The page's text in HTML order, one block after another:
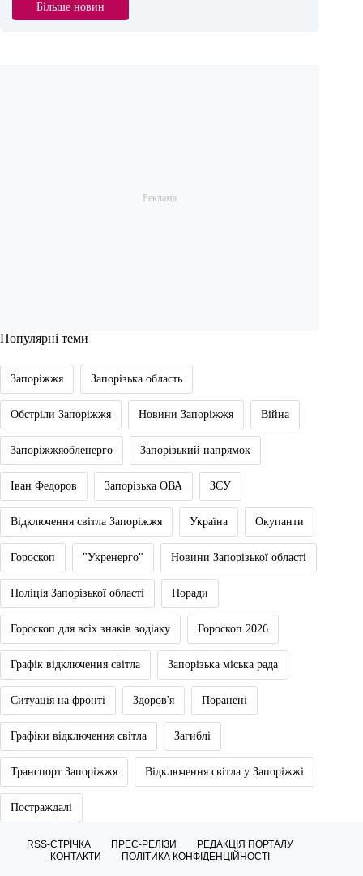
Більше новин
Популярні теми
Запоріжжя Запорізька область
Обстріли Запоріжжя Новини Запоріжжя Війна
Запоріжжяобленерго Запорізький напрямок
Іван Федоров Запорізька ОВА ЗСУ
Відключення світла Запоріжжя Україна Окупанти
Гороскоп "Укренерго" Новини Запорізької області
Поліція Запорізької області Поради
Гороскоп для всіх знаків зодіаку Гороскоп 2026
Графік відключення світла Запорізька міська рада
Ситуація на фронті Здоров'я Поранені
Графіки відключення світла Загиблі
Транспорт Запоріжжя Відключення світла у Запоріжжі
Постраждалі
RSS-СТРІЧКА ПРЕС-РЕЛІЗИ
РЕДАКЦІЯ ПОРТАЛУ
КОНТАКТИ
ПОЛІТИКА КОНФІДЕНЦІЙНОСТІ